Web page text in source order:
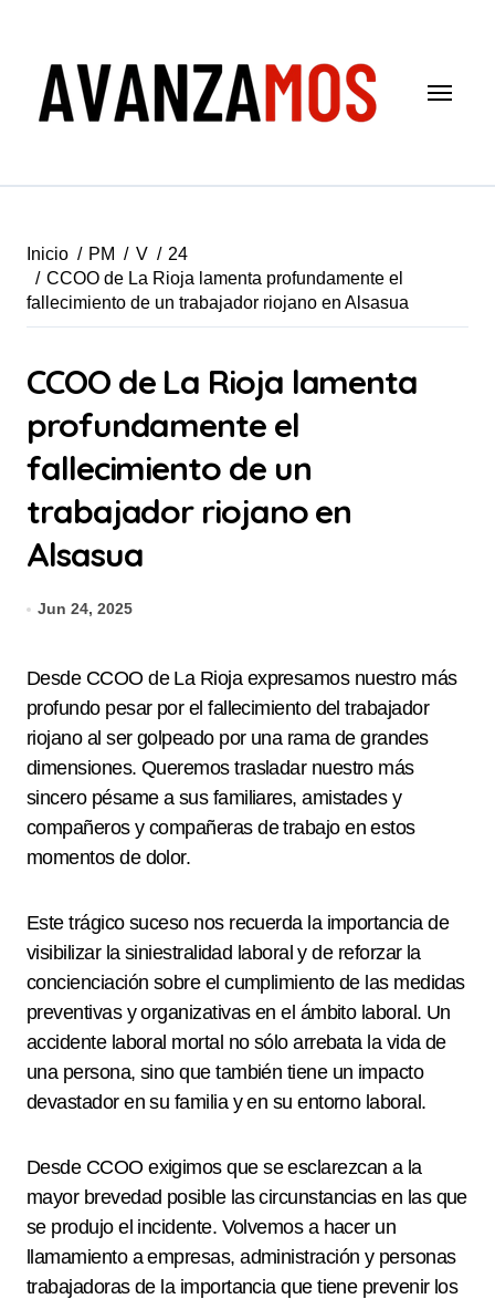
Inicio PM V
24
CCOO de La Rioja lamenta profundamente el
fallecimiento de un trabajador riojano en Alsasua
CCOO de La Rioja lamenta
profundamente el
fallecimiento de un
trabajador riojano en
Alsasua
Jun 24, 2025
Desde CCOO de La Rioja expresamos nuestro más
profundo pesar por el fallecimiento del trabajador
riojano al ser golpeado por una rama de grandes
dimensiones. Queremos trasladar nuestro más
sincero pésame a sus familiares, amistades y
compañeros y compañeras de trabajo en estos
momentos de dolor.
Este trágico suceso nos recuerda la importancia de
visibilizar la siniestralidad laboral y de reforzar la
concienciación sobre el cumplimiento de las medidas
preventivas y organizativas en el ámbito laboral. Un
accidente laboral mortal no sólo arrebata la vida de
una persona, sino que también tiene un impacto
devastador en su familia y en su entorno laboral.
Desde CCOO exigimos que se esclarezcan a la
mayor brevedad posible las circunstancias en las que
se produjo el incidente. Volvemos a hacer un
llamamiento a empresas, administración y personas
trabajadoras de la importancia que tiene prevenir los